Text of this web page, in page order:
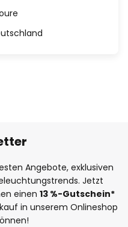
Angebote, exklusiven
Jetzt
einen 13 %-Gutschein*
in unserem Onlineshop